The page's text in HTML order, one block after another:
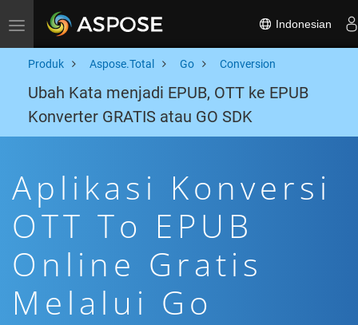
Toggle navigation Indonesian
Produk Aspose.Total Go Conversion
Ubah Kata menjadi EPUB, OTT ke EPUB
Konverter GRATIS atau GO SDK
Aplikasi Konversi
OTT To EPUB
Online Gratis
Melalui Go